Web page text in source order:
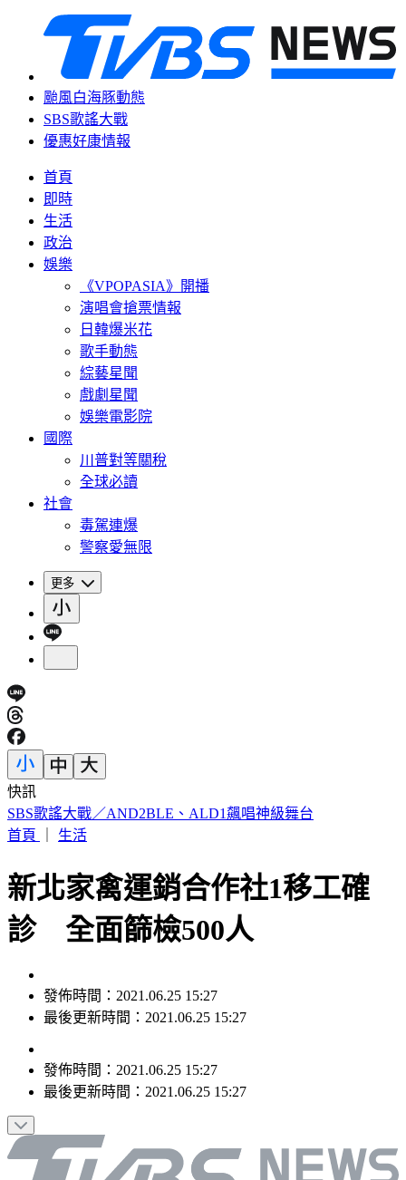
颱風白海豚動態
SBS歌謠大戰
優惠好康情報
首頁
即時
生活
政治
娛樂
《VPOPASIA》開播
演唱會搶票情報
日韓爆米花
歌手動態
綜藝星聞
戲劇星聞
娛樂電影院
國際
川普對等關稅
全球必讀
社會
毒駕連爆
警察愛無限
更多
快訊
SBS歌謠大戰／KISS OF LIFE 狂飆夯曲〈SWEAT〉全場狂叫
首頁
生活
新北家禽運銷合作社1移工確
診 全面篩檢500人
發佈時間：2021.06.25 15:27
最後更新時間：2021.06.25 15:27
發佈時間： 2021.06.25 15:27
最後更新時間： 2021.06.25 15:27